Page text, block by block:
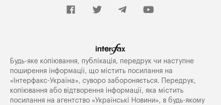
Будь-яке копiювання, публiкацiя, передрук чи наступне
поширення iнформацiї, що мiстить посилання на
«Iнтерфакс-Україна», суворо забороняється. Передрук,
копіювання або відтворення інформації, яка містить
посилання на агентство «Українські Новини», в будь-якому